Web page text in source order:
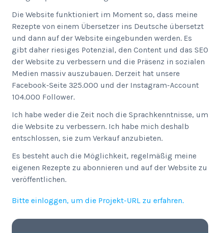
Die Website funktioniert im Moment so, dass meine
Rezepte von einem Übersetzer ins Deutsche übersetzt
und dann auf der Website eingebunden werden. Es
gibt daher riesiges Potenzial, den Content und das SEO
der Website zu verbessern und die Präsenz in sozialen
Medien massiv auszubauen. Derzeit hat unsere
Facebook-Seite 325.000 und der Instagram-Account
104.000 Follower.
Ich habe weder die Zeit noch die Sprachkenntnisse, um
die Website zu verbessern. Ich habe mich deshalb
entschlossen, sie zum Verkauf anzubieten.
Es besteht auch die Möglichkeit, regelmäßig meine
eigenen Rezepte zu abonnieren und auf der Website zu
veröffentlichen.
Bitte einloggen, um die Projekt-URL zu erfahren.